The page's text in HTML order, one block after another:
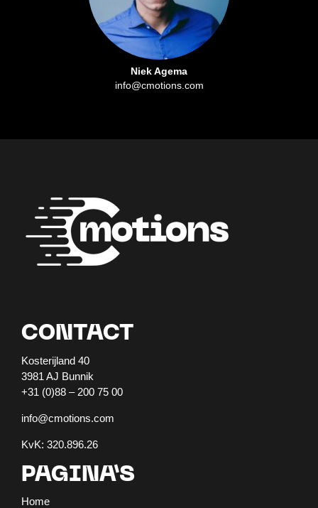
Niek Agema
info@cmotions.com
CONTACT
Kosterijland 40
3981 AJ Bunnik
+31 (0)88 – 200 75 00
info@cmotions.com
KvK: 320.896.26
PAGINA’S
Home